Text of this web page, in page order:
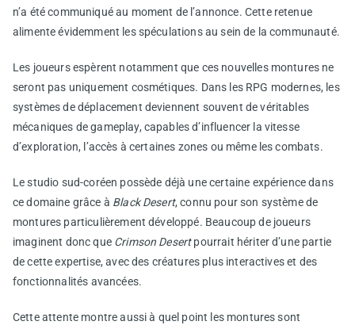
n’a été communiqué au moment de l’annonce. Cette retenue
alimente évidemment les spéculations au sein de la communauté.
Les joueurs espèrent notamment que ces nouvelles montures ne
seront pas uniquement cosmétiques. Dans les RPG modernes, les
systèmes de déplacement deviennent souvent de véritables
mécaniques de gameplay, capables d’influencer la vitesse
d’exploration, l’accès à certaines zones ou même les combats.
Le studio sud-coréen possède déjà une certaine expérience dans
ce domaine grâce à Black Desert, connu pour son système de
montures particulièrement développé. Beaucoup de joueurs
imaginent donc que Crimson Desertpourrait hériter d’une partie
de cette expertise, avec des créatures plus interactives et des
fonctionnalités avancées.
Cette attente montre aussi à quel point les montures sont